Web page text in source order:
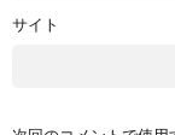
サイト